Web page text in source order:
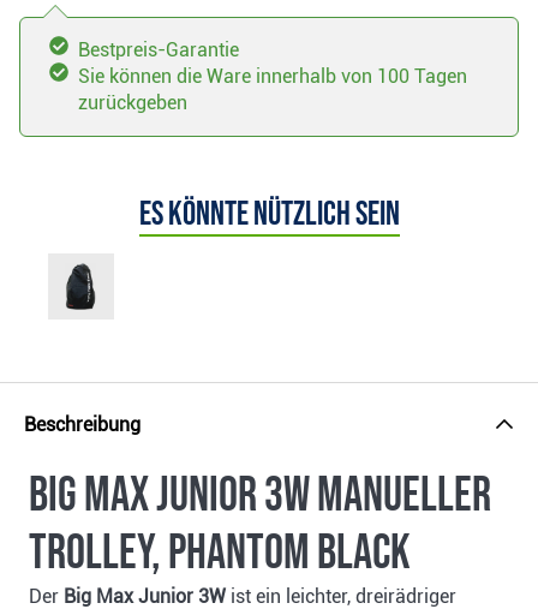
Bestpreis-Garantie
Sie können die Ware innerhalb von 100 Tagen
zurückgeben
Es könnte nützlich sein
Beschreibung
Big Max Junior 3W manueller
Trolley, Phantom Black
Der Big Max Junior 3W ist ein leichter, dreirädriger